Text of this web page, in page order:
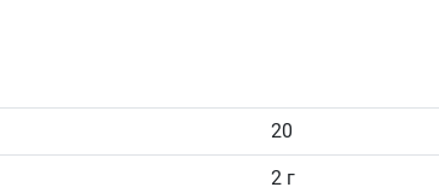
20
2 г